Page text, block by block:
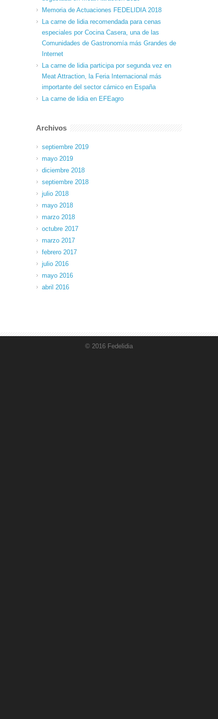
Memoria de Actuaciones FEDELIDIA 2018
La carne de lidia recomendada para cenas
especiales por Cocina Casera, una de las
Comunidades de Gastronomía más Grandes de
Internet
La carne de lidia participa por segunda vez en
Meat Attraction, la Feria Internacional más
importante del sector cárnico en España
La carne de lidia en EFEagro
Archivos
septiembre 2019
mayo 2019
diciembre 2018
septiembre 2018
julio 2018
mayo 2018
marzo 2018
octubre 2017
marzo 2017
febrero 2017
julio 2016
mayo 2016
abril 2016
© 2016 Fedelidia